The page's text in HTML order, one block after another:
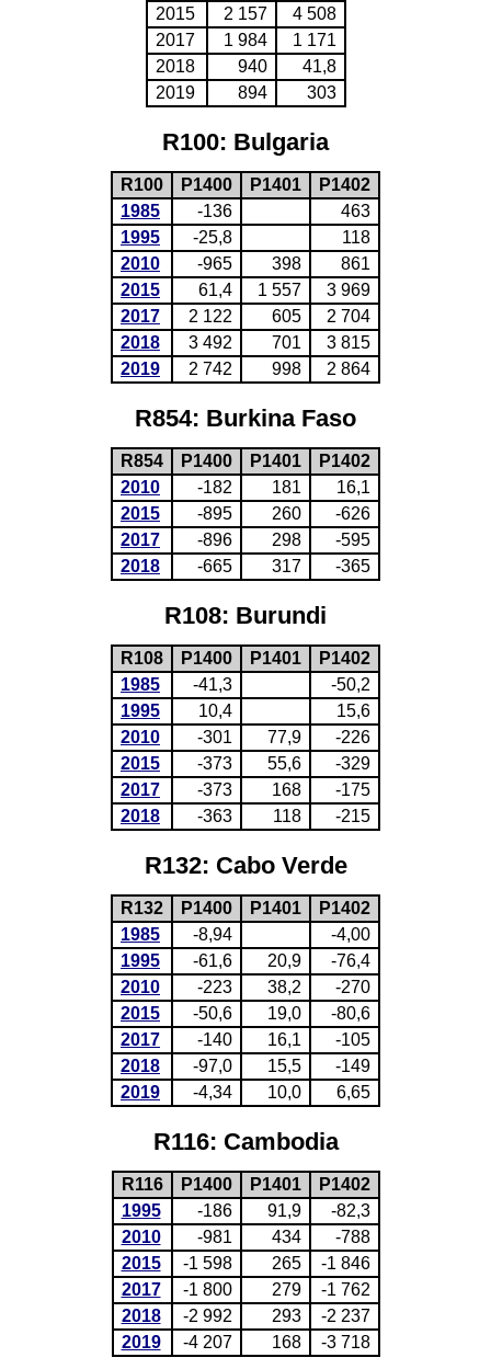
2015
2 157
4 508
2017
1 984
1 171
2018
940
41,8
2019
894 303
R100: Bulgaria
R100 P1400 P1401
P1402
1985
-136
463
1995
-25,8
118
2010
-965 398
861
2015
61,4 1 557
3 969
2017
2 122 605
2 704
2018
3 492 701
3 815
2019
2 742 998 2 864
R854: Burkina Faso
R854 P1400 P1401
P1402
2010
-182 181
16,1
2015
-895 260
-626
2017
-896 298
-595
2018
-665 317 -365
R108: Burundi
R108 P1400 P1401
P1402
1985
-41,3
-50,2
1995
10,4
15,6
2010
-301 77,9
-226
2015
-373 55,6
-329
2017
-373 168
-175
2018
-363 118 -215
R132: Cabo Verde
R132 P1400 P1401
P1402
1985
-8,94
-4,00
1995
-61,6 20,9
-76,4
2010
-223 38,2
-270
2015
-50,6 19,0
-80,6
2017
-140 16,1
-105
2018
-97,0 15,5
-149
2019
-4,34 10,0 6,65
R116: Cambodia
R116 P1400 P1401
P1402
1995
-186 91,9
-82,3
2010
-981 434
-788
2015
-1 598 265
-1 846
2017
-1 800 279
-1 762
2018
-2 992 293
-2 237
2019
-4 207 168 -3 718